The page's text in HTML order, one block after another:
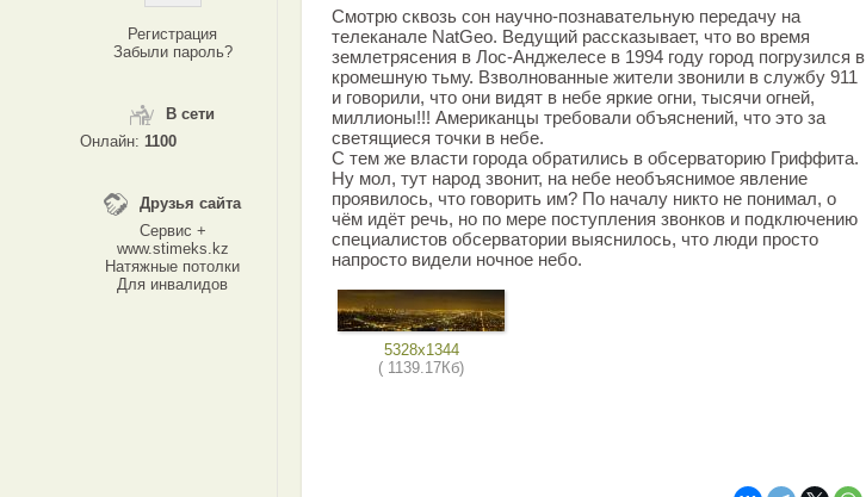
Регистрация
Забыли пароль?
В сети
Онлайн: 1100
Друзья сайта
Сервис +
www.stimeks.kz
Натяжные потолки
Для инвалидов
Смотрю сквозь сон научно-познавательную передачу на
телеканале NatGeo. Ведущий рассказывает, что во время
землетрясения в Лос-Анджелесе в 1994 году город погрузился в
кромешную тьму. Взволнованные жители звонили в службу 911
и говорили, что они видят в небе яркие огни, тысячи огней,
миллионы!!! Американцы требовали объяснений, что это за
светящиеся точки в небе.
С тем же власти города обратились в обсерваторию Гриффита.
Ну мол, тут народ звонит, на небе необъяснимое явление
проявилось, что говорить им? По началу никто не понимал, о
чём идёт речь, но по мере поступления звонков и подключению
специалистов обсерватории выяснилось, что люди просто
напросто видели ночное небо.
5328x1344
( 1139.17Кб)